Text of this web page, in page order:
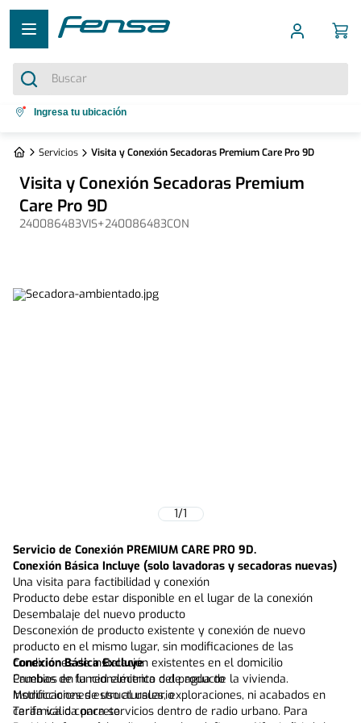
Buscar
Términos más buscados
bottom freezer
4. refrigerador no frost
Ingresa tu ubicación
Servicios Visita y Conexión Secadoras Premium Care Pro 9D
Visita y Conexión Secadoras Premium
Care Pro 9D
240086483VIS+240086483CON
1/1
Servicio de Conexión PREMIUM CARE PRO 9D.
Conexión Básica Incluye (solo lavadoras y secadoras nuevas)
Una visita para factibilidad y conexión
Producto debe estar disponible en el lugar de la conexión
Desembalaje del nuevo producto
Desconexión de producto existente y conexión de nuevo
producto en el mismo lugar, sin modificaciones de las
condiciones de instalación existentes en el domicilio
Pruebas de funcionamiento del producto
Instrucciones de uso al usuario
Tarifa válida para servicios dentro de radio urbano. Para
Conexión Básica Excluye
Cambios en la red eléctrica o de agua de la vivienda.
Modificaciones estructurales, exploraciones, ni acabados en
cerámica o concreto.